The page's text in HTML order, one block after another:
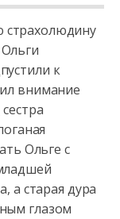
страхолюдину
к
внимание
Ольге с
а старая дура
глазом